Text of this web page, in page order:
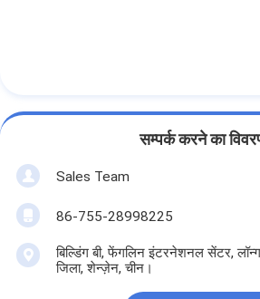
सम्पर्क करने का
Sales Team
86-755-28998225
बिल्डिंग बी, फेंगलिन इंटरनेशनल सेंटर,
जिला, शेन्ज़ेन, चीन।